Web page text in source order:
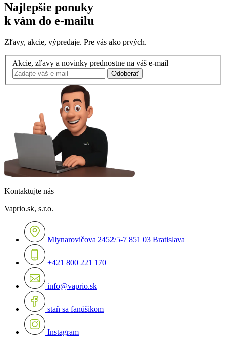
Najlepšie ponuky
k vám do e-mailu
Zľavy, akcie, výpredaje. Pre vás ako prvých.
Akcie, zľavy a novinky prednostne na váš e-mail
Odoberať
Kontaktujte nás
Vaprio.sk, s.r.o.
Mlynarovičova 2452/5-7 851 03 Bratislava
+421 800 221 170
info@vaprio.sk
staň sa fanúšikom
Instagram